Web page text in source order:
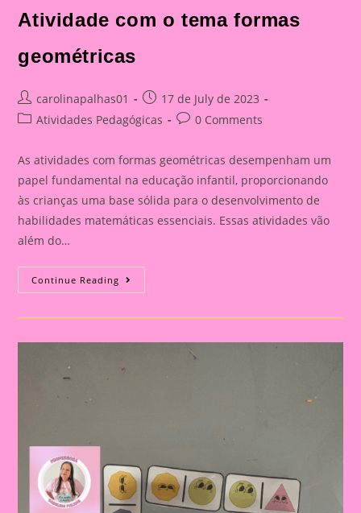
Atividade com o tema formas
geométricas
Post
author:
carolinapalhas01
Post
published:
17 de July de 2023
PostAtividades Pedagógicas
Post0 Comments
As atividades com formas geométricas desempenham um
papel fundamental na educação infantil, proporcionando
às crianças uma base sólida para o desenvolvimento de
habilidades matemáticas essenciais. Essas atividades vão
além do…
Continue Reading Atividade
Com
Tema